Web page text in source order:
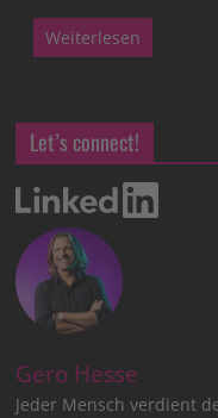
Weiterlesen
Let’s connect!
Gero Hesse
Jeder Mensch verdient